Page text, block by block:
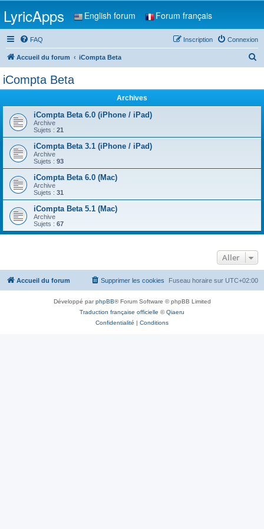
LyricApps English forum Forum français
FAQ Connexion
Inscription
Accueil du forum iCompta Beta
e
iCompta Beta
Archives
iCompta Beta 6.0 (iPhone / iPad)
Archive
Sujets : 21
iCompta Beta 3.1 (iPhone / iPad)
Archive
Sujets : 93
iCompta Beta 6.0 (Mac)
Archive
Sujets : 31
iCompta Beta 5.1 (Mac)
Archive
Sujets : 67
Aller
Accueil du forum Fuseau horaire sur UTC+02:00
Supprimer les cookies
Développé parphpBB® Forum Software © phpBB Limited
Traduction française officielle ©Qiaeru
Confidentialité | Conditions